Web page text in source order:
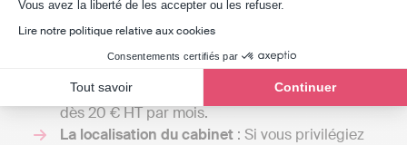
Vous avez la liberté de les accepter ou les refuser.
Lire notre politique relative aux cookies
Consentements certifiés par
Tout savoir Continuer
élaborée, comprenant la gestion de la paie ou
l'établissement d’un budget prévisionnel. Avec
Indy, vous pouvez tenir votre comptabilité et
transmettre vos déclarations fiscales en ligne
dès 20 € HT par mois.
La localisation du cabinet : Si vous privilégiez